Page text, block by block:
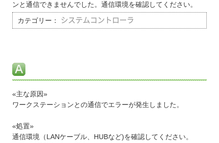
ンと通信できませんでした。通信環境を確認してください。
カテゴリー： システムコントローラ
«主な原因»
ワークステーションとの通信でエラーが発生しました。
«処置»
通信環境（LANケーブル、HUBなど)を確認してください。